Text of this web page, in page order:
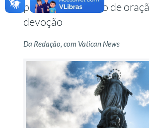
para um momento de
devoção
Da Redação, com Vatican News